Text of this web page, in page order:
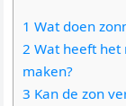
1 Wat doen
2 Wat heeft
maken?
3 Kan de zon